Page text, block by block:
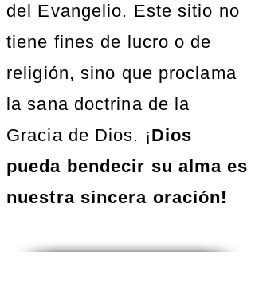
del Evangelio. Este sitio no
tiene fines de lucro o de
religión, sino que proclama
la sana doctrina de la
Gracia de Dios. ¡Dios
pueda bendecir su alma es
nuestra sincera oración!